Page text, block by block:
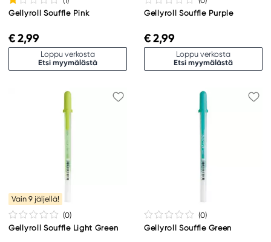
Gellyroll Souffle Pink
€ 2,99
Loppu verkosta
Etsi myymälästä
Gellyroll Souffle Purple
€ 2,99
Loppu verkosta
Etsi myymälästä
Vain 9 jäljellä!
(0)
Gellyroll Souffle Light Green
(0)
Gellyroll Souffle Green